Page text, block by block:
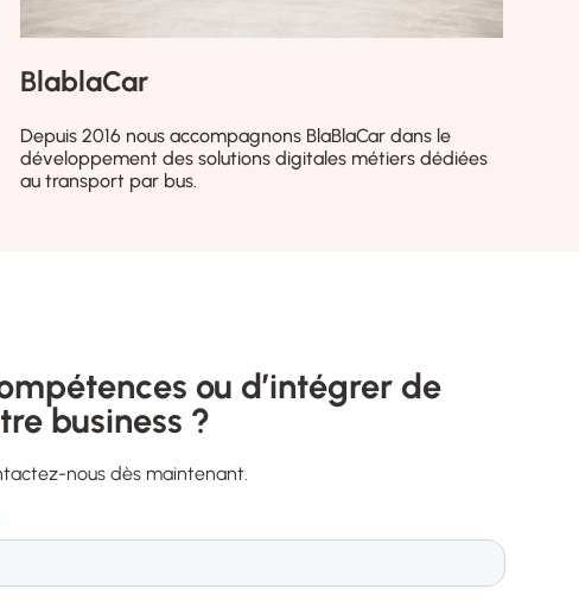
BlablaCar
Depuis 2016 nous accompagnons BlaBlaCar dans le
développement des solutions digitales métiers dédiées
au transport par bus.
ou d’intégrer de
business ?
nous dès maintenant.